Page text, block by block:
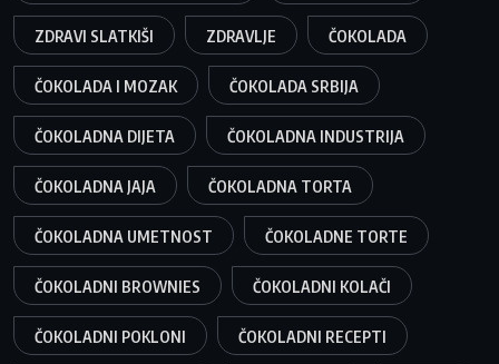
ZDRAVI SLATKIŠI ZDRAVLJE ČOKOLADA
ČOKOLADA I MOZAK ČOKOLADA SRBIJA
ČOKOLADNA DIJETA ČOKOLADNA INDUSTRIJA
ČOKOLADNA JAJA ČOKOLADNA TORTA
ČOKOLADNA UMETNOST ČOKOLADNE TORTE
ČOKOLADNI BROWNIES ČOKOLADNI KOLAČI
ČOKOLADNI POKLONI ČOKOLADNI RECEPTI